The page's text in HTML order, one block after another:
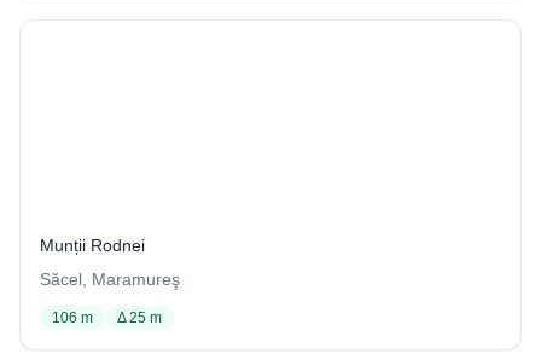
Munții Rodnei
Săcel, Maramureş
106 m Δ 25 m